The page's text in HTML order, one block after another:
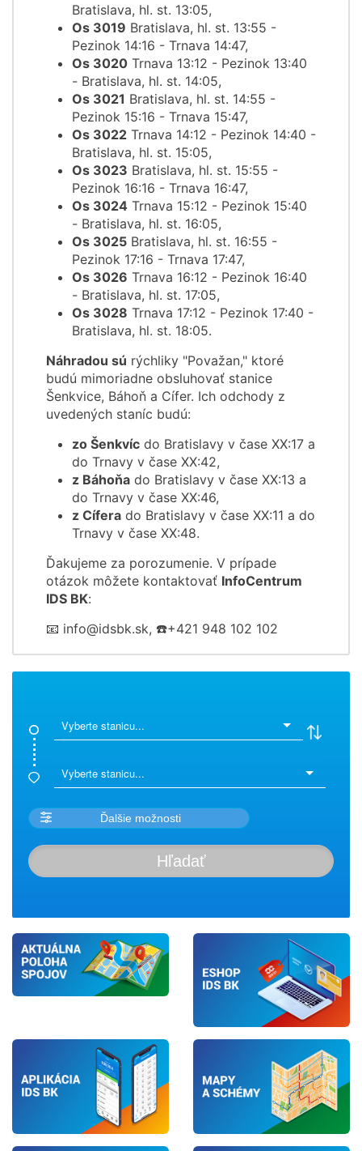
Bratislava, hl. st. 13:05,
Os 3019 Bratislava, hl. st. 13:55 -
Pezinok 14:16 - Trnava 14:47,
Os 3020 Trnava 13:12 - Pezinok 13:40
- Bratislava, hl. st. 14:05,
Os 3021 Bratislava, hl. st. 14:55 -
Pezinok 15:16 - Trnava 15:47,
Os 3022 Trnava 14:12 - Pezinok 14:40 -
Bratislava, hl. st. 15:05,
Os 3023 Bratislava, hl. st. 15:55 -
Pezinok 16:16 - Trnava 16:47,
Os 3024 Trnava 15:12 - Pezinok 15:40
- Bratislava, hl. st. 16:05,
Os 3025 Bratislava, hl. st. 16:55 -
Pezinok 17:16 - Trnava 17:47,
Os 3026 Trnava 16:12 - Pezinok 16:40
- Bratislava, hl. st. 17:05,
Os 3028 Trnava 17:12 - Pezinok 17:40 -
Bratislava, hl. st. 18:05.
Náhradou sú rýchliky "Považan," ktoré
budú mimoriadne obsluhovať stanice
Šenkvice, Báhoň a Cífer. Ich odchody z
uvedených staníc budú:
zo Šenkvíc do Bratislavy v čase XX:17 a
do Trnavy v čase XX:42,
z Báhoňa do Bratislavy v čase XX:13 a
do Trnavy v čase XX:46,
z Cífera do Bratislavy v čase XX:11 a do
Trnavy v čase XX:48.
Ďakujeme za porozumenie. V prípade
otázok môžete kontaktovať InfoCentrum
IDS BK:
📧 info@idsbk.sk, ☎️+421 948 102 102